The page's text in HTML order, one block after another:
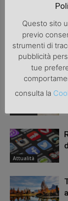
ARTICOLI
Attualità
Questo sito
previo
strumenti di
pubblicità
tue
consulta la